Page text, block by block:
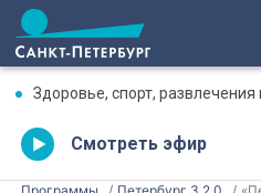
Здоровье, спорт, развлечения и новые знания: Какие
Смотреть эфир